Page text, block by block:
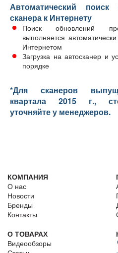
Автоматический
сканера к Интернету
Поиск обновлений
выполняется
Интернетом
Загрузка на автосканер и
порядке
*Для сканеров
квартала 2015 г.,
уточняйте у менеджеров.
КОМПАНИЯ
О нас
Новости
Бренды
Контакты
О ТОВАРАХ
Видеообзоры